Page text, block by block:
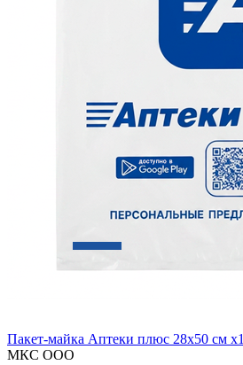
Пакет-майка Аптеки плюс 28х50 см x1
МКС ООО